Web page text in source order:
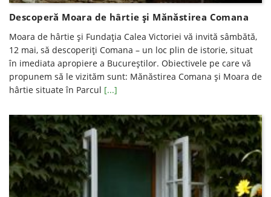
Descoperă Moara de hârtie și Mănăstirea Comana
Moara de hârtie şi Fundaţia Calea Victoriei vă invită sâmbătă,
12 mai, să descoperiţi Comana – un loc plin de istorie, situat
în imediata apropiere a Bucureştilor. Obiectivele pe care vă
propunem să le vizităm sunt: Mănăstirea Comana și Moara de
hârtie situate în Parcul [...]